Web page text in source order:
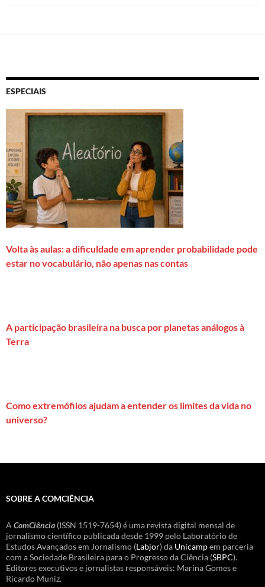
ESPECIAIS
Volta às aulas: a dificuldade em aprender probabilidade pode
estar no vocabulário, não apenas nas contas
A participação brasileira na busca por planetas análogos à
Terra
Como extremófilos ajudam a entender os limites da vida no
universo?
SOBRE A COMCIÊNCIA
A ComCiência (ISSN 1519-7654) é uma revista digital mensal de
jornalismo científico publicada desde 1999 pelo Laboratório de
Estudos Avançados em Jornalismo (Labjor) da Unicampem parceria
com a Sociedade Brasileira para o Progresso da Ciência (SBPC).
Editores executivos e jornalistas responsáveis: Marina Gomes e
Ricardo Muniz.